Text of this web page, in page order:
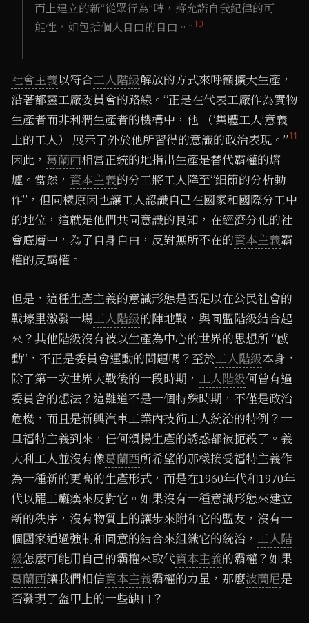
而上建立的新“從眾行為”時，將允諾自我紀律的可
能性，如包括個人自由的自由。”10
社會主義以符合工人階級解放的方式來呼籲擴大生產，
沿著都靈工廠委員會的路線。“正是在代表工廠作為實物
生產者而非利潤生產者的機構中，他 （‘集體工人’意義
上的工人） 展示了外於他所習得的意識的政治表現。”11
因此， 葛蘭西相當正統的地指出生產是替代霸權的熔
爐。當然， 資本主義的分工將工人降至“細節的分析動
作”，但同樣原因也讓工人認識自己在國家和國際分工中
的地位，這就是他們共同意識的良知，在經濟分化的社
會底層中，為了自身自由，反對無所不在的資本主義霸
權的反霸權。
但是，這種生產主義的意識形態是否足以在公民社會的
戰壕里激發一場工人階級的陣地戰，與同盟階級結合起
來？其他階級沒有被以生產為中心的世界的思想所 “感
動”，不正是委員會運動的問題嗎？至於工人階級本身，
除了第一次世界大戰後的一段時期， 工人階級何曾有過
委員會的想法？這難道不是一個特殊時期，不僅是政治
危機，而且是新興汽車工業內技術工人統治的特例？一
旦福特主義到來，任何頌揚生產的誘惑都被扼殺了。義
大利工人並沒有像葛蘭西所希望的那樣接受福特主義作
為一種新的更高的生產形式，而是在1960年代和1970年
代以罷工癱瘓來反對它。如果沒有一種意識形態來建立
新的秩序，沒有物質上的讓步來附和它的盟友，沒有一
個國家通過強制和同意的結合來組織它的統治， 工人階
級怎麼可能用自己的霸權來取代資本主義的霸權？如果
葛蘭西讓我們相信資本主義霸權的力量，那麼波蘭尼是
否發現了盔甲上的一些缺口？